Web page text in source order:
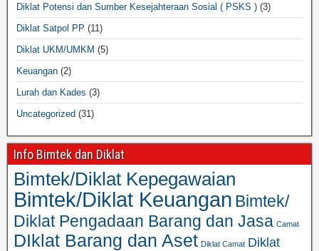
Diklat Potensi dan Sumber Kesejahteraan Sosial ( PSKS ) (3)
Diklat Satpol PP (11)
Diklat UKM/UMKM (5)
Keuangan (2)
Lurah dan Kades (3)
Uncategorized (31)
Info Bimtek dan Diklat
Bimtek/Diklat Kepegawaian
Bimtek/Diklat Keuangan Bimtek/
Diklat Pengadaan Barang dan Jasa Camat
DIklat Barang dan Aset Diklat Camat Diklat